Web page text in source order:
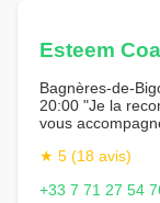
Esteem
Bagnères-de-
20:00 "Je la
vous
★ 5 (18 avis)
+33 7 71 27 54